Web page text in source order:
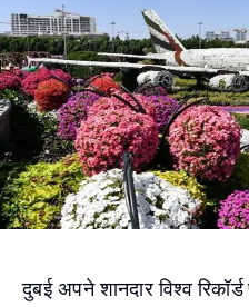
दुबई अपने शानदार विश्व